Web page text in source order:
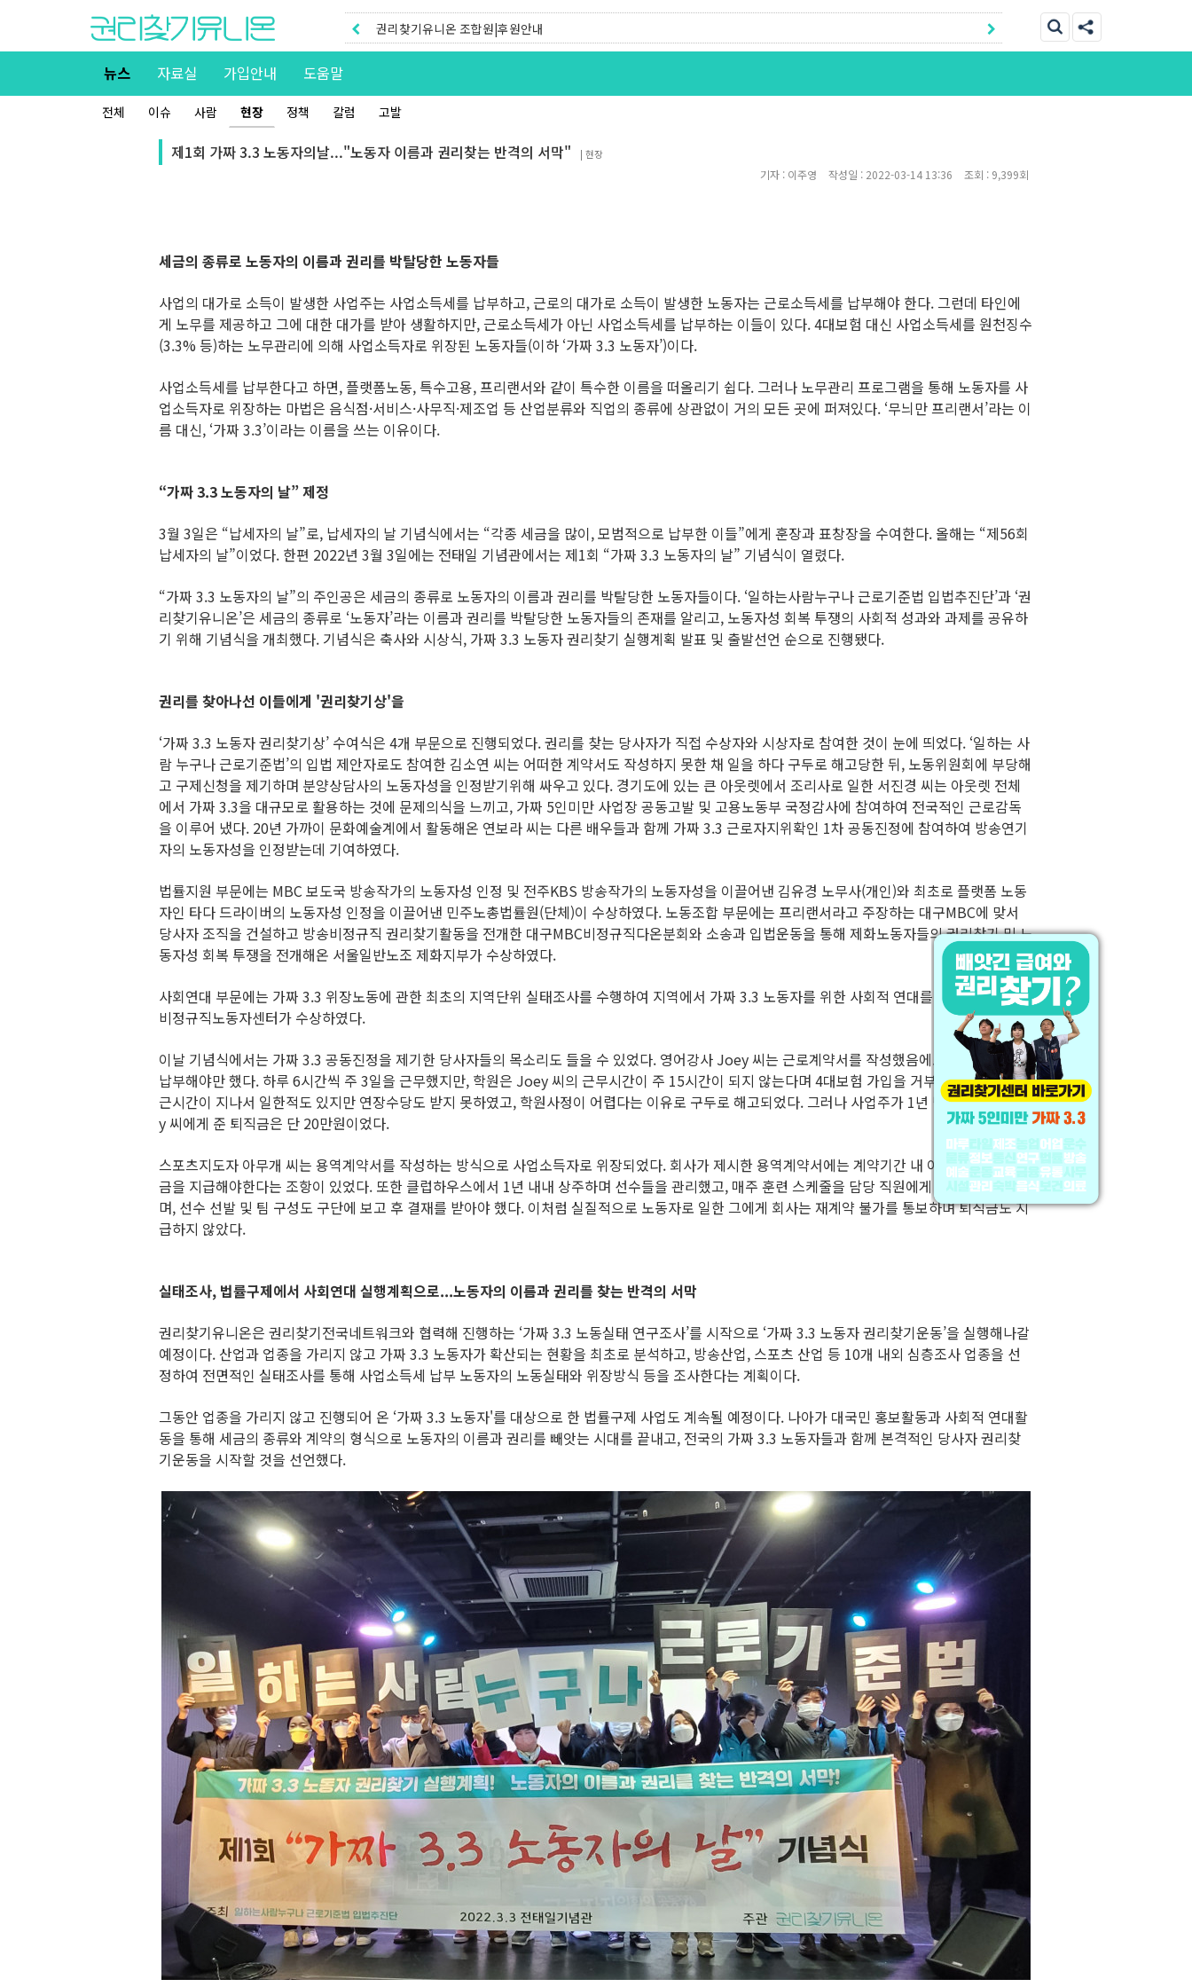
권리찾기유니온 조합원|후원안내
뉴스 자료실 가입안내 도움말
전체 이슈 사람 현장 정책 칼럼 고발
제1회 가짜 3.3 노동자의날..."노동자 이름과 권리찾는 반격의 서막" |현장
기자 : 이주영 작성일 : 2022-03-14 13:36 조회 : 9,399회
세금의 종류로 노동자의 이름과 권리를 박탈당한 노동자들
사업의 대가로 소득이 발생한 사업주는 사업소득세를 납부하고, 근로의 대가로 소득이 발생한 노동자는 근로소득세를 납부해야 한다. 그런데 타인에
게 노무를 제공하고 그에 대한 대가를 받아 생활하지만, 근로소득세가 아닌 사업소득세를 납부하는 이들이 있다. 4대보험 대신 사업소득세를 원천징수
(3.3% 등)하는 노무관리에 의해 사업소득자로 위장된 노동자들(이하 ‘가짜 3.3 노동자’)이다.
사업소득세를 납부한다고 하면, 플랫폼노동, 특수고용, 프리랜서와 같이 특수한 이름을 떠올리기 쉽다. 그러나 노무관리 프로그램을 통해 노동자를 사
업소득자로 위장하는 마법은 음식점·서비스·사무직·제조업 등 산업분류와 직업의 종류에 상관없이 거의 모든 곳에 퍼져있다. ‘무늬만 프리랜서’라는 이
름 대신, ‘가짜 3.3’이라는 이름을 쓰는 이유이다.
“가짜 3.3 노동자의 날” 제정
3월 3일은 “납세자의 날”로, 납세자의 날 기념식에서는 “각종 세금을 많이, 모범적으로 납부한 이들”에게 훈장과 표창장을 수여한다. 올해는 “제56회
납세자의 날”이었다. 한편 2022년 3월 3일에는 전태일 기념관에서는 제1회 “가짜 3.3 노동자의 날” 기념식이 열렸다.
“가짜 3.3 노동자의 날”의 주인공은 세금의 종류로 노동자의 이름과 권리를 박탈당한 노동자들이다. ‘일하는사람누구나 근로기준법 입법추진단’과 ‘권
리찾기유니온’은 세금의 종류로 ‘노동자’라는 이름과 권리를 박탈당한 노동자들의 존재를 알리고, 노동자성 회복 투쟁의 사회적 성과와 과제를 공유하
기 위해 기념식을 개최했다. 기념식은 축사와 시상식, 가짜 3.3 노동자 권리찾기 실행계획 발표 및 출발선언 순으로 진행됐다.
권리를 찾아나선 이들에게 '권리찾기상'을
‘가짜 3.3 노동자 권리찾기상’ 수여식은 4개 부문으로 진행되었다. 권리를 찾는 당사자가 직접 수상자와 시상자로 참여한 것이 눈에 띄었다. ‘일하는 사
람 누구나 근로기준법’의 입법 제안자로도 참여한 김소연 씨는 어떠한 계약서도 작성하지 못한 채 일을 하다 구두로 해고당한 뒤, 노동위원회에 부당해
고 구제신청을 제기하며 분양상담사의 노동자성을 인정받기위해 싸우고 있다. 경기도에 있는 큰 아웃렛에서 조리사로 일한 서진경 씨는 아웃렛 전체
에서 가짜 3.3을 대규모로 활용하는 것에 문제의식을 느끼고, 가짜 5인미만 사업장 공동고발 및 고용노동부 국정감사에 참여하여 전국적인 근로감독
을 이루어 냈다. 20년 가까이 문화예술계에서 활동해온 연보라 씨는 다른 배우들과 함께 가짜 3.3 근로자지위확인 1차 공동진정에 참여하여 방송연기
자의 노동자성을 인정받는데 기여하였다.
법률지원 부문에는 MBC 보도국 방송작가의 노동자성 인정 및 전주KBS 방송작가의 노동자성을 이끌어낸 김유경 노무사(개인)와 최초로 플랫폼 노동
자인 타다 드라이버의 노동자성 인정을 이끌어낸 민주노총법률원(단체)이 수상하였다. 노동조합 부문에는 프리랜서라고 주장하는 대구MBC에 맞서
당사자 조직을 건설하고 방송비정규직 권리찾기활동을 전개한 대구MBC비정규직다온분회와 소송과 입법운동을 통해 제화노동자들의 권리찾기 및 노
동자성 회복 투쟁을 전개해온 서울일반노조 제화지부가 수상하였다.
사회연대 부문에는 가짜 3.3 위장노동에 관한 최초의 지역단위 실태조사를 수행하여 지역에서 가짜 3.3 노동자를 위한 사회적 연대를 실현한 전라북도
비정규직노동자센터가 수상하였다.
이날 기념식에서는 가짜 3.3 공동진정을 제기한 당사자들의 목소리도 들을 수 있었다. 영어강사 Joey 씨는 근로계약서를 작성했음에도 사업소득세를
납부해야만 했다. 하루 6시간씩 주 3일을 근무했지만, 학원은 Joey 씨의 근무시간이 주 15시간이 되지 않는다며 4대보험 가입을 거부했다. 그동안 퇴
근시간이 지나서 일한적도 있지만 연장수당도 받지 못하였고, 학원사정이 어렵다는 이유로 구두로 해고되었다. 그러나 사업주가 1년 넘게 근무한 Joe
y 씨에게 준 퇴직금은 단 20만원이었다.
스포츠지도자 아무개 씨는 용역계약서를 작성하는 방식으로 사업소득자로 위장되었다. 회사가 제시한 용역계약서에는 계약기간 내 이직할 경우 위약
금을 지급해야한다는 조항이 있었다. 또한 클럽하우스에서 1년 내내 상주하며 선수들을 관리했고, 매주 훈련 스케줄을 담당 직원에게 수시로 보고했으
며, 선수 선발 및 팀 구성도 구단에 보고 후 결재를 받아야 했다. 이처럼 실질적으로 노동자로 일한 그에게 회사는 재계약 불가를 통보하며 퇴직금도 지
급하지 않았다.
실태조사, 법률구제에서 사회연대 실행계획으로...노동자의 이름과 권리를 찾는 반격의 서막
권리찾기유니온은 권리찾기전국네트워크와 협력해 진행하는 ‘가짜 3.3 노동실태 연구조사’를 시작으로 ‘가짜 3.3 노동자 권리찾기운동’을 실행해나갈
예정이다. 산업과 업종을 가리지 않고 가짜 3.3 노동자가 확산되는 현황을 최초로 분석하고, 방송산업, 스포츠 산업 등 10개 내외 심층조사 업종을 선
정하여 전면적인 실태조사를 통해 사업소득세 납부 노동자의 노동실태와 위장방식 등을 조사한다는 계획이다.
그동안 업종을 가리지 않고 진행되어 온 ‘가짜 3.3 노동자'를 대상으로 한 법률구제 사업도 계속될 예정이다. 나아가 대국민 홍보활동과 사회적 연대활
동을 통해 세금의 종류와 계약의 형식으로 노동자의 이름과 권리를 빼앗는 시대를 끝내고, 전국의 가짜 3.3 노동자들과 함께 본격적인 당사자 권리찾
기운동을 시작할 것을 선언했다.